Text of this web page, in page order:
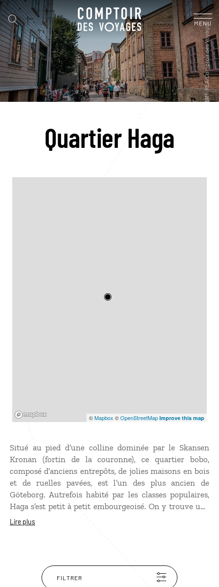
MENU
Quartier Haga
©Mapbox ©OpenStreetMap Improve this map
Situé au pied d’une colline dominée par le Skansen
Kronan (fortin de la couronne), ce quartier bobo,
composé d’anciens entrepôts, de jolies maisons en bois
et de ruelles pavées, est l’un des plus ancien de
Göteborg. Autrefois habité par les classes populaires,
Haga s’est petit à petit embourgeoisé. On y trouve une
foule d’antiquaires et de brocanteurs, de friperies, et de
Lire plus
FILTRER